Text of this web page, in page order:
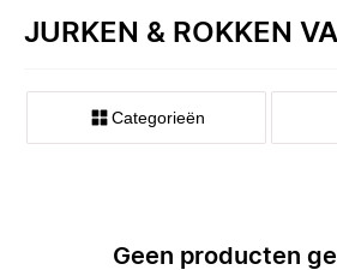
JURKEN & ROKKEN
Categorieën
Geen producten